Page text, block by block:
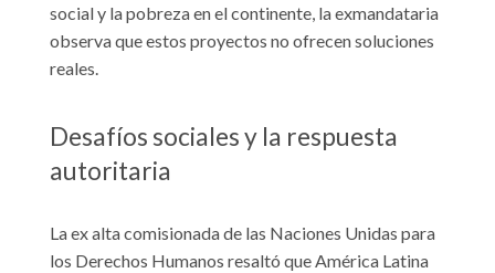
social y la pobreza en el continente, la exmandataria
observa que estos proyectos no ofrecen soluciones
reales.
Desafíos sociales y la respuesta
autoritaria
La ex alta comisionada de las Naciones Unidas para
los Derechos Humanos resaltó que América Latina